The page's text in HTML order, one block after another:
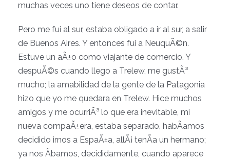
muchas veces uno tiene deseos de contar.
Pero me fui al sur, estaba obligado a ir al sur, a salir
de Buenos Aires. Y entonces fui a NeuquÃ©n.
Estuve un aÃ±o como viajante de comercio. Y
despuÃ©s cuando llego a Trelew, me gustÃ³
mucho; la amabilidad de la gente de la Patagonia
hizo que yo me quedara en Trelew. Hice muchos
amigos y me ocurriÃ³ lo que era inevitable, mi
nueva compaÃ±era, estaba separado, habÃ­amos
decidido irnos a EspaÃ±a, allÃ¡ tenÃ­a un hermano;
ya nos Ã­bamos, decididamente, cuando aparece